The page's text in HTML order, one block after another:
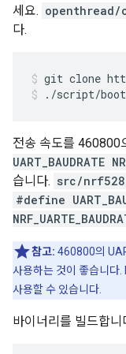
세요.
다.
git clone
./script/
전송 속도를 460800
UART_BAUDRATE
습니다. src/
#define
참고: 460800의
사용하는 것이 좋습니다
사용할 수 있습니다.
바이너리를 빌드합니